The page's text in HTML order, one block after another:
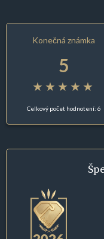
Konečná známka
5
Celkový počet hodnotení: 6